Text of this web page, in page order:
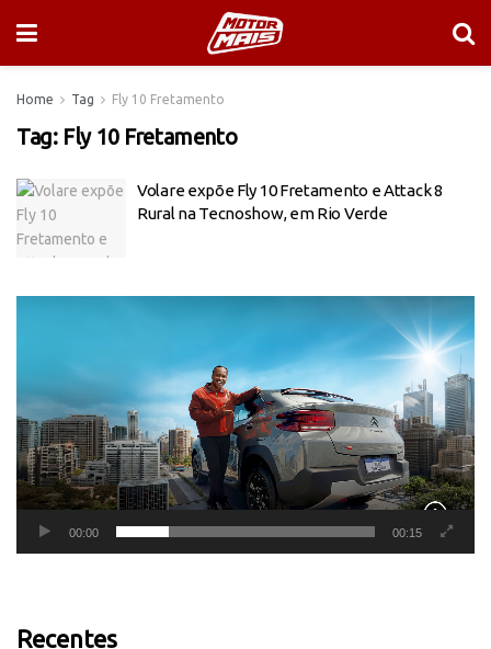
Home Tag Fly 10 Fretamento
Tag: Fly 10 Fretamento
Volare expõe Fly 10 Fretamento e Attack 8
Rural na Tecnoshow, em Rio Verde
00:00 00:15
Recentes